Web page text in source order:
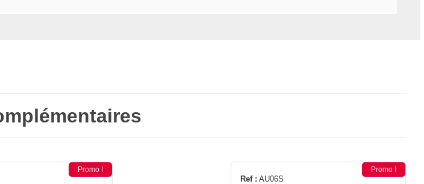
Promo !
Ref : AU06S
Promo !